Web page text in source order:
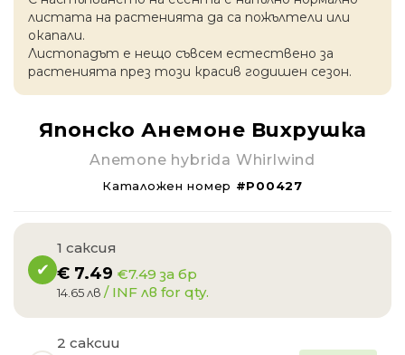
листата на растенията да са пожълтели или
окапaли.
Листопадът е нещо съвсем естествено за
растенията през този красив годишен сезон.
Японско Анемоне Вихрушка
Anemone hybrida Whirlwind
Каталожен номер #P00427
1 саксия
€ 7.49 €7.49 за бр
14.65 лв / INF лв for qty.
2 саксии